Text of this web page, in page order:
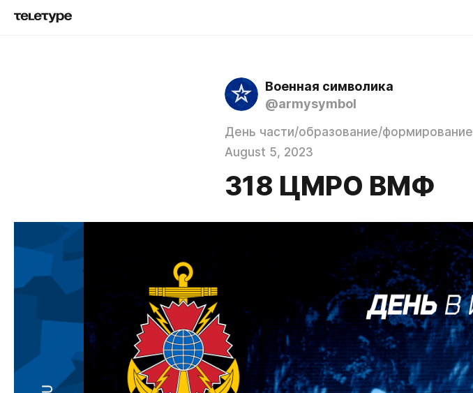
Военная символика
@armysymbol
День части/образование/формирование
August 5, 2023
318 ЦМРО ВМФ